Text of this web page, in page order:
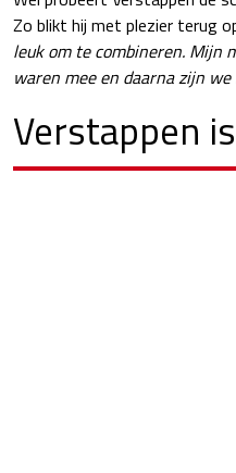
Zo blikt hij met plezier terug
leuk om te combineren. Mijn
waren mee en daarna zijn
Verstappen